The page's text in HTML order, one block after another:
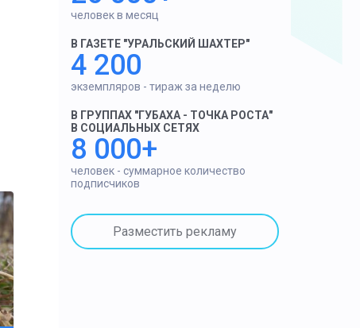
человек в месяц
В ГАЗЕТЕ "УРАЛЬСКИЙ ШАХТЕР"
4 200
экземпляров - тираж за неделю
В ГРУППАХ "ГУБАХА - ТОЧКА РОСТА"
В СОЦИАЛЬНЫХ СЕТЯХ
8 000+
человек - суммарное количество
подписчиков
Разместить рекламу